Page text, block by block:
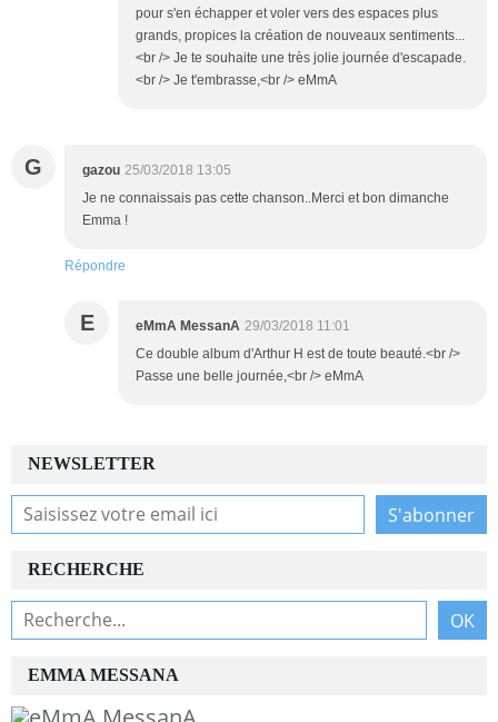
pour s'en échapper et voler vers des espaces plus
grands, propices la création de nouveaux sentiments...
<br /> Je te souhaite une très jolie journée d'escapade.
<br /> Je t'embrasse,<br /> eMmA
G gazou 25/03/2018 13:05
Je ne connaissais pas cette chanson..Merci et bon dimanche
Emma !
Répondre
E eMmA MessanA 29/03/2018 11:01
Ce double album d'Arthur H est de toute beauté.<br />
Passe une belle journée,<br /> eMmA
NEWSLETTER
RECHERCHE
EMMA MESSANA